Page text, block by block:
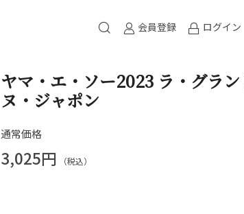
会員登録 ログイン
ヤマ・エ・ソー2023 ラ・グラ
ヌ・ジャポン
通常価格
3,025円 （税込）